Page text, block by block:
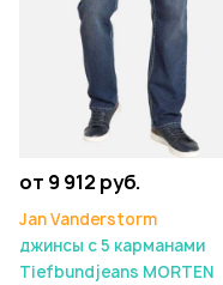
от 9 912 руб.
Jan Vanderstorm
джинсы с 5 карманами
Tiefbundjeans MORTEN